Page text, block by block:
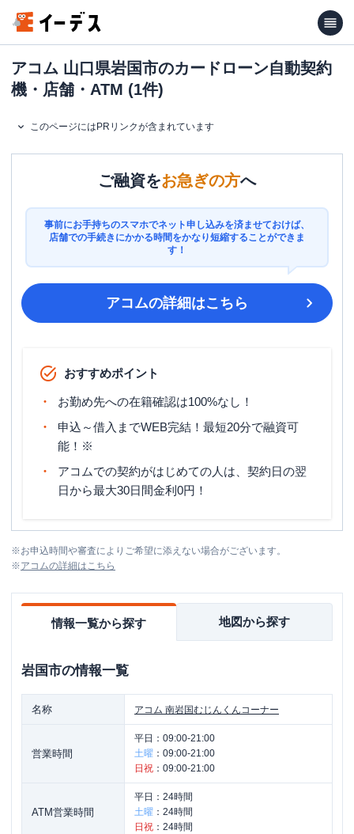
アコム 山口県岩国市のカードローン自動契約
機・店舗・ATM (1件)
このページにはPRリンクが含まれています
ご融資をお急ぎの方へ
事前にお手持ちのスマホでネット申し込みを済ませておけば、
店舗での手続きにかかる時間をかなり短縮することができま
す！
アコムの詳細はこちら
おすすめポイント
お勤め先への在籍確認は100%なし！
申込～借入までWEB完結！最短20分で融資可
能！※
アコムでの契約がはじめての人は、契約日の翌
日から最大30日間金利0円！
※お申込時間や審査によりご希望に添えない場合がございます。
※アコムの詳細はこちら
情報一覧から探す 地図から探す
岩国市の情報一覧
名称 アコム 南岩国むじんくんコーナー
営業時間
平日： 09:00-21:00
土曜 ： 09:00-21:00
日祝 ： 09:00-21:00
ATM営業時間
平日： 24時間
土曜 ： 24時間
日祝 ： 24時間